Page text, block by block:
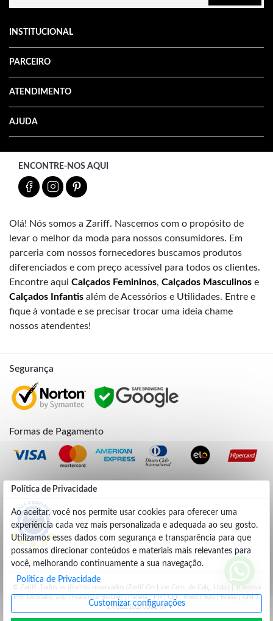
Política de Privacidade
Ao aceitar, você nos permite usar cookies para oferecer uma
experiência cada vez mais personalizada e adequada ao seu gosto.
Utilizamos esses dados com segurança e transparência para que
possamos direcionar conteúdos e materiais mais relevantes para
você, melhorando continuamente a sua navegação.
Política de Privacidade
Customizar configurações
INSTITUCIONAL
PARCEIRO
ATENDIMENTO
AJUDA
ENCONTRE-NOS AQUI
Olá! Nós somos a Zariff. Nascemos com o propósito de
levar o melhor da moda para nossos consumidores. Em
parceria com nossos fornecedores buscamos produtos
diferenciados e com preço acessível para todos os clientes.
Encontre aqui Calçados Femininos, Calçados Masculinos e
Calçados Infantis além de Acessórios e Utilidades. Entre e
fique à vontade e se precisar trocar uma ideia chame
nossos atendentes!
Segurança
Formas de Pagamento
Credibilidade
4.9
© Zariff. Todos os direitos reservados (Zariff On Line Com. de Calç. Ltda.) | Travessa
Frei Deodato, 230 | Francisco Beltrão | Parana - PR | CEP: 85601-620 | Brasil | CNPJ:
19.662.102/0001-09